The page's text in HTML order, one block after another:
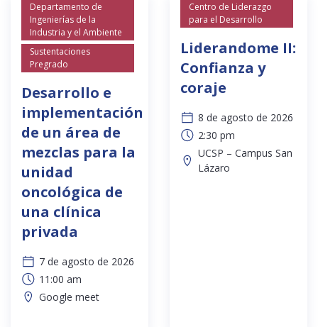
Departamento de
Ingenierías de la
Industria y el Ambiente
Sustentaciones
Pregrado
Desarrollo e
implementación
de un área de
mezclas para la
unidad
oncológica de
una clínica
privada
7 de agosto de 2026
11:00 am
Google meet
Centro de Liderazgo
para el Desarrollo
Liderandome II:
Confianza y
coraje
8 de agosto de 2026
2:30 pm
UCSP – Campus San
Lázaro